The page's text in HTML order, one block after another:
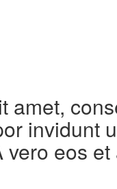
amet,
invidunt
eos